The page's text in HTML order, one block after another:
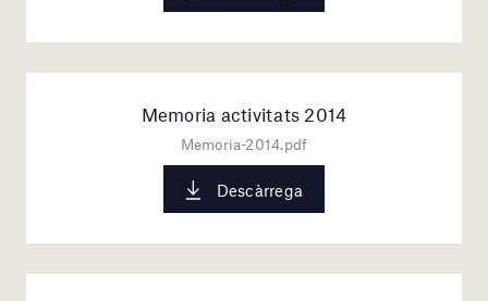
Memoria activitats 2014
Memoria-2014.pdf
Descàrrega